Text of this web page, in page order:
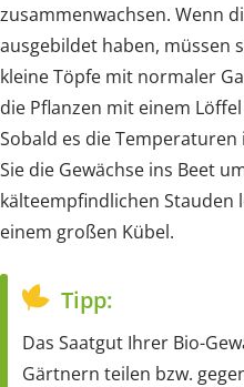
zusammenwachsen. Wenn
ausgebildet haben, müssen
kleine Töpfe mit normaler
die Pflanzen mit einem
Sobald es die
Sie die Gewächse ins Beet
kälteempfindlichen Stauden
einem großen Kübel.
Tipp:
Das Saatgut Ihrer Bio-
Gärtnern teilen bzw.